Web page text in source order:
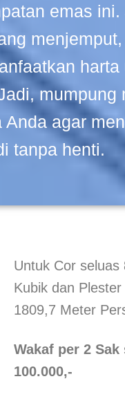
emas ini.
harta
mumpung
agar
tanpa henti.
Untuk Cor seluas
Kubik dan
1809,7 Meter
Wakaf per 2
100.000,-